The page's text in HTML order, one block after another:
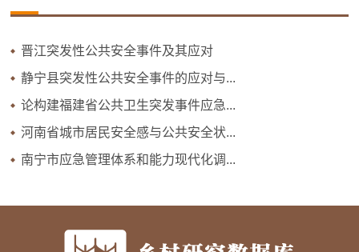
晋江突发性公共安全事件及其应对
静宁县突发性公共安全事件的应对与...
论构建福建省公共卫生突发事件应急...
河南省城市居民安全感与公共安全状...
南宁市应急管理体系和能力现代化调...